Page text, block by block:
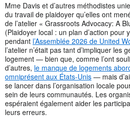
Mme Davis et d’autres méthodistes
du travail de plaidoyer qu’elles ont
de l’atelier « Grassroots Advocacy: A
(Plaidoyer local : un plan d’action pour
pendant l’Assemblée 2026 de United
l’atelier n’était pas tant d’impliquer les
logement — bien que, comme l’ont
d’autres, le manque de logements
omniprésent aux États-Unis — mais
se lancer dans l’organisation locale
sein de leurs communautés. Les
espéraient également aider les
leurs erreurs.